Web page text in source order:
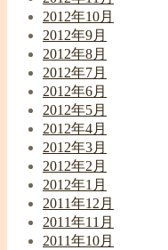
2012年10月
2012年9月
2012年8月
2012年7月
2012年6月
2012年5月
2012年4月
2012年3月
2012年2月
2012年1月
2011年12月
2011年11月
2011年10月